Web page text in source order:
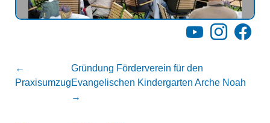
YouTubeInstagram
←
Praxisumzug
Gründung Förderverein für den
Evangelischen Kindergarten Arche Noah
→